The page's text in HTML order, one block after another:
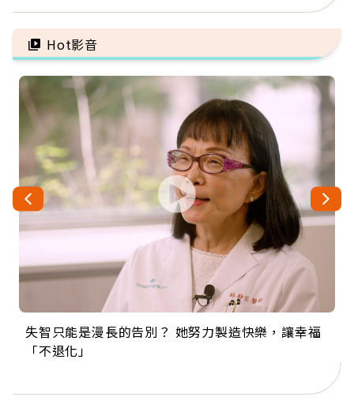
Hot影音
失智只能是漫長的告別？ 她努力製造快樂，讓幸福
「不退化」
來自剛果的巧克力神父 為台灣奉獻36年 「台灣是我
的家，我連作夢都講台語！」
63歲卸矽谷副總、搬回台灣找快樂！「蛋黃哥小
丑」走進安養院，逗樂上萬爺奶：退休後才開始真
104歲打破金氏世界紀錄 成為全球最年長羽球選
手，分享長壽的秘密原來是「這個」
事業巔峰他選擇追夢…黑手阿伯拉小提琴還登上小
巨蛋！連CNN都大讚！